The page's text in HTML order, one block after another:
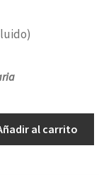
al carrito